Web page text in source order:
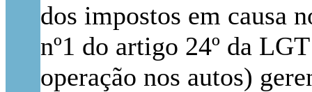
dos impostos em causa
nº1 do artigo 24º da
operação nos autos)